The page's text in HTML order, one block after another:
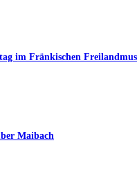
im Fränkischen
Maibach